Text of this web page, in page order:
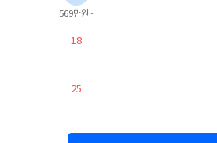
569만원~
18
25